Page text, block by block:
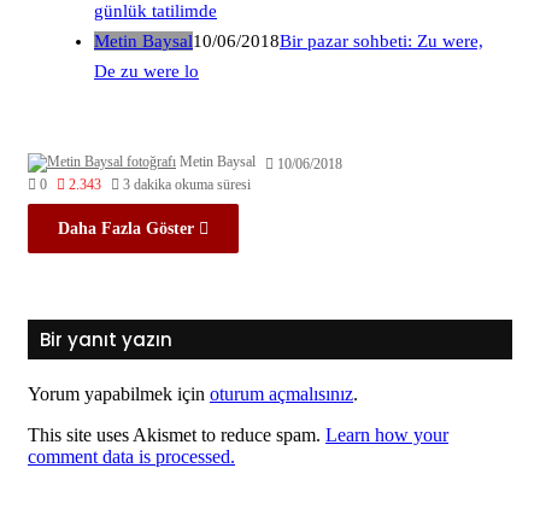
günlük tatilimde
Metin Baysal10/06/2018Bir pazar sohbeti: Zu were,
De zu were lo
Metin Baysal
10/06/2018
0
2.343 3 dakika okuma süresi
Daha Fazla Göster
Bir yanıt yazın
Yorum yapabilmek için oturum açmalısınız.
This site uses Akismet to reduce spam. Learn how your
comment data is processed.